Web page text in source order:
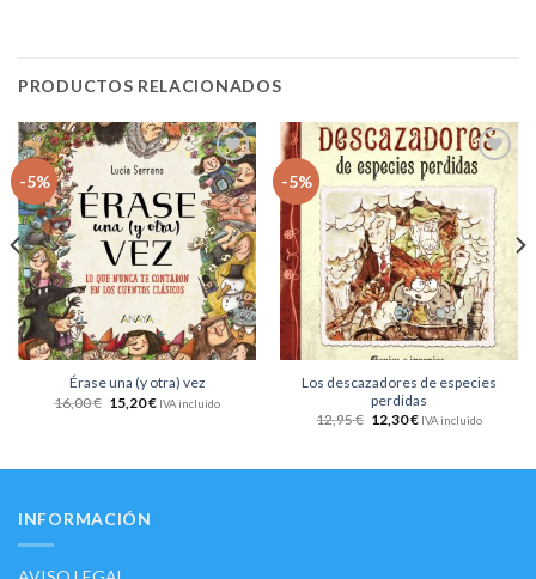
PRODUCTOS RELACIONADOS
-5%
Añadir
a la
lista
de
deseos
Érase una (y otra) vez
16,00€ 15,20€ IVA incluido
-5%
Añadir
a la
lista
de
deseos
Los descazadores de especies
perdidas
12,95€ 12,30€ IVA incluido
INFORMACIÓN